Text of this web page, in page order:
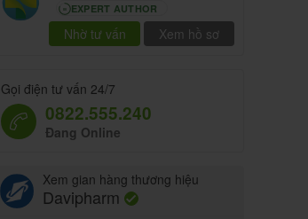
80 EXPERT AUTHOR
Nhờ tư vấn Xem hồ sơ
Gọi điện tư vấn 24/7
0822.555.240
Đang Online
Xem gian hàng thương hiệu
Davipharm